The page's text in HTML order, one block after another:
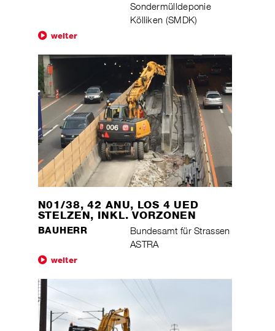
Sondermülldeponie
Kölliken (SMDK)
weiter
N01/38, 42 ANU, LOS 4 UED
STELZEN, INKL. VORZONEN
BAUHERR
Bundesamt für Strassen
ASTRA
weiter